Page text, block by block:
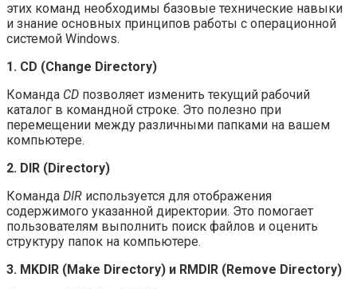
этих команд необходимы базовые технические навыки
и знание основных принципов работы с операционной
системой Windows.
1. CD (Change Directory)
Команда CD позволяет изменить текущий рабочий
каталог в командной строке. Это полезно при
перемещении между различными папками на вашем
компьютере.
2. DIR (Directory)
Команда DIR используется для отображения
содержимого указанной директории. Это помогает
пользователям выполнить поиск файлов и оценить
структуру папок на компьютере.
3. MKDIR (Make Directory) и RMDIR (Remove Directory)